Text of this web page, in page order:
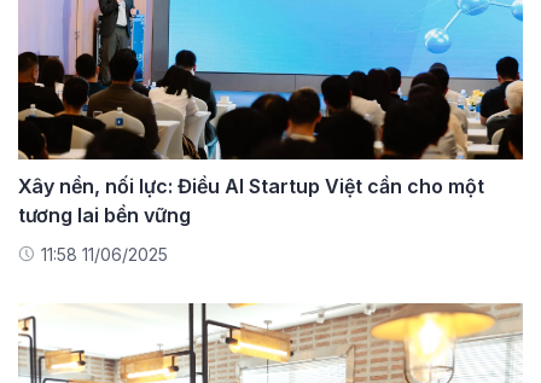
Xây nền, nối lực: Điều AI Startup Việt cần cho một
tương lai bền vững
11:58 11/06/2025